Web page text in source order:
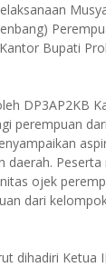
Bupati
DP3AP2KB
perempuan
daerah.
ojek
dari
dihadiri Ketua